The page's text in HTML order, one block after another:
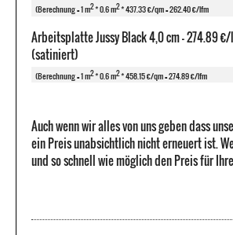
(Berechnung = 1 m2* 0.6 m2* 437.33 €/qm = 262.40 €/lfm
Arbeitsplatte Jussy Black 4,0 cm - 274.89
(satiniert)
(Berechnung = 1 m2* 0.6 m2* 458.15 €/qm = 274.89 €/lfm
Auch wenn wir alles von uns geben dass
ein Preis unabsichtlich nicht erneuert ist.
und so schnell wie möglich den Preis für